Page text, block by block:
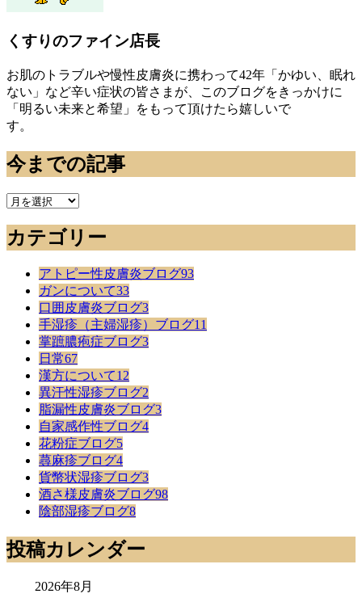
くすりのファイン店長
お肌のトラブルや慢性皮膚炎に携わって42年「かゆい、眠れ
ない」など辛い症状の皆さまが、このブログをきっかけに
「明るい未来と希望」をもって頂けたら嬉しいで
す。
今までの記事
今
で
の
カテゴリー
アトピー性皮膚炎ブログ93
ガンについて33
口囲皮膚炎ブログ3
手湿疹（主婦湿疹）ブログ11
掌蹠膿疱症ブログ3
日常67
漢方について12
異汗性湿疹ブログ2
脂漏性皮膚炎ブログ3
自家感作性ブログ4
花粉症ブログ5
蕁麻疹ブログ4
貨幣状湿疹ブログ3
酒さ様皮膚炎ブログ98
陰部湿疹ブログ8
投稿カレンダー
2026年8月